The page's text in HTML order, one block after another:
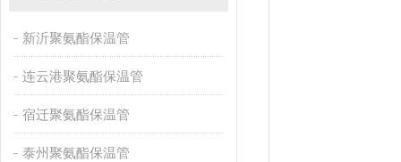
新沂聚氨酯保温管
连云港聚氨酯保温管
宿迁聚氨酯保温管
泰州聚氨酯保温管